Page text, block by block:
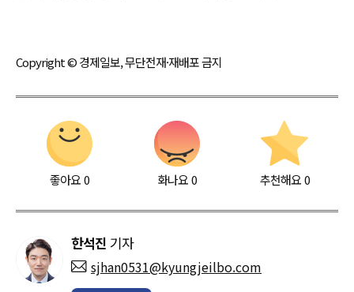
Copyright © 경제일보, 무단전재·재배포 금지
좋아요0 화나요0 추천해요 0
한석진 기자
sjhan0531@kyungjeilbo.com